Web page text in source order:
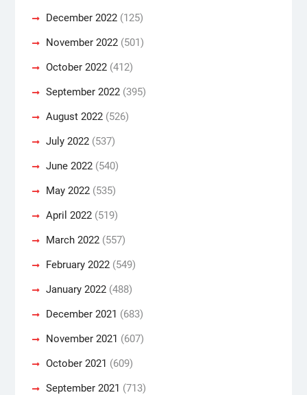
December 2022(125)
November 2022(501)
October 2022(412)
September 2022(395)
August 2022(526)
July 2022(537)
June 2022(540)
May 2022(535)
April 2022(519)
March 2022(557)
February 2022(549)
January 2022(488)
December 2021 (683)
November 2021 (607)
October 2021 (609)
September 2021 (713)